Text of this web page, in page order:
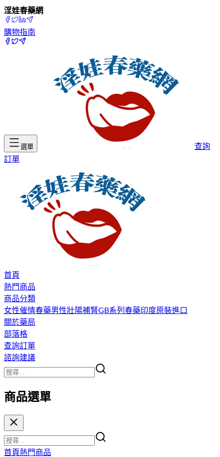
淫娃春藥網
購物指南
選單
查詢
訂單
首頁
熱門商品
商品分類
女性催情春藥男性壯陽補腎GB系列春藥印度原裝進口
關於藥局
部落格
查詢訂單
諮詢建議
商品選單
首頁熱門商品